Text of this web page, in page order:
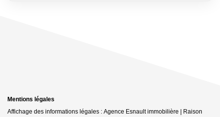
Mentions légales
Affichage des informations légales : Agence Esnault immobilière | Raison